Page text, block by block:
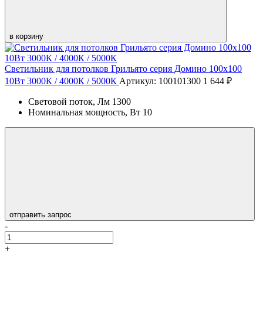
в корзину
Светильник для потолков Грильято серия Домино 100х100
10Вт 3000К / 4000К / 5000К Артикул: 100101300 1 644 ₽
Световой поток, Лм 1300
Номинальная мощность, Вт 10
отправить запрос
-
+